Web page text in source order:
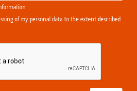
of my personal data to the extent described